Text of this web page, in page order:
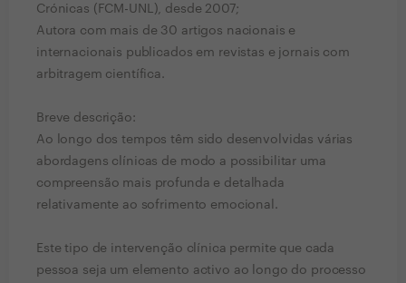
Crónicas (FCM-UNL), desde 2007;
Autora com mais de 30 artigos nacionais e
internacionais publicados em revistas e jornais com
arbitragem científica.
Breve descrição:
Ao longo dos tempos têm sido desenvolvidas várias
abordagens clínicas de modo a possibilitar uma
compreensão mais profunda e detalhada
relativamente ao sofrimento emocional.
Este tipo de intervenção clínica permite que cada
pessoa seja um elemento activo ao longo do processo